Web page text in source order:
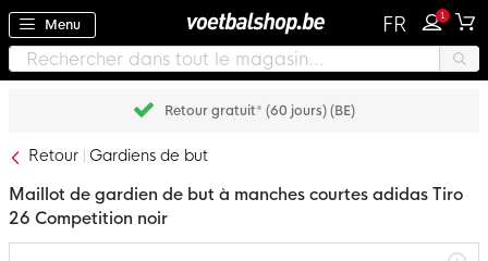
Menu FR 1
Retour gratuit* (60 jours) (BE)
Retour Gardiens de but
Maillot de gardien de but à manches courtes adidas Tiro
26 Competition noir